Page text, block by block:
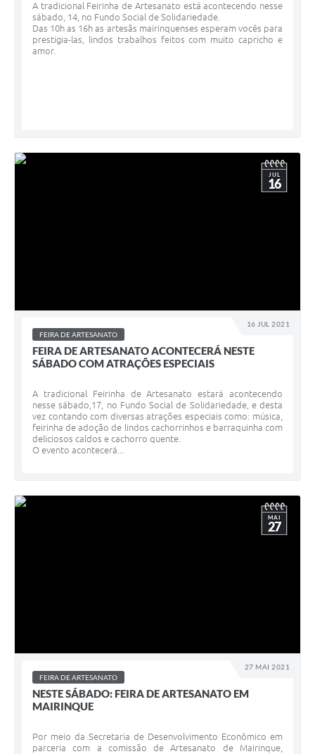
A tradicional Feirinha de Artesanato está acontecendo nesse
sábado, 14, no Fundo Social de Solidariedade.
Das 10h as 16h as artesãs mairinquenses esperam vocês para
prestigia-las, lindos trabalhos feitos com muito capricho e
amor.
16 JUL 2021
JUL
16
FEIRA DE ARTESANATO
FEIRA DE ARTESANATO ACONTECERÁ NESTE
SÁBADO COM ATRAÇÕES ESPECIAIS
A tradicional Feirinha de Artesanato estará acontecendo
nesse sábado,17, no Fundo Social de Solidariedade, e desta
vez contando com diversas atrações especiais como: música,
feirinha de adoção de lindos cachorrinhos e barraquinha com
deliciosos caldos e cachorro quente.
O evento acontecerá...
27 MAI 2021
MAI
27
FEIRA DE ARTESANATO
NESTE SÁBADO: FEIRA DE ARTESANATO EM
MAIRINQUE
Por meio da Secretaria de Desenvolvimento Econômico em
parceria com a comissão de Artesanato de Mairinque,